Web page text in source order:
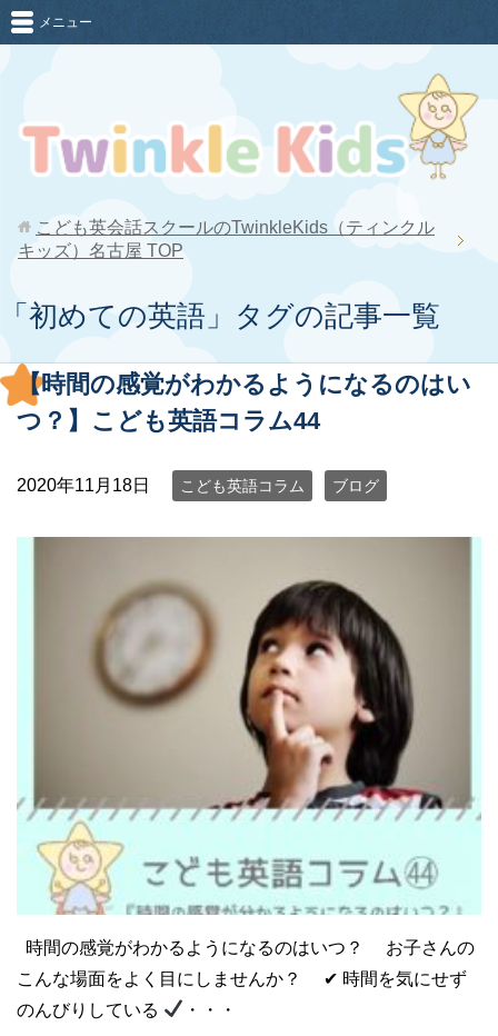
メニュー
こども英会話スクールのTwinkleKids（ティンクル
キッズ）名古屋 TOP
「初めての英語」タグの記事一覧
【時間の感覚がわかるようになるのはい
つ？】こども英語コラム44
2020年11月18日 こども英語コラム ブログ
時間の感覚がわかるようになるのはいつ？ お子さんの
こんな場面をよく目にしませんか？ ✔︎ 時間を気にせず
のんびりしている
・・・